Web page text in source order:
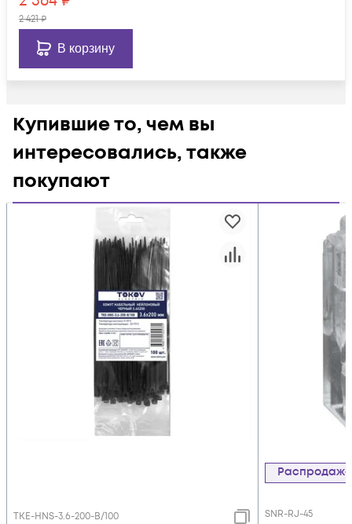
2 421₽
В корзину
Купившие то, чем вы
интересовались, также
покупают
TKE-HNS-3.6-200-B/100
Распродажа
SNR-RJ-45